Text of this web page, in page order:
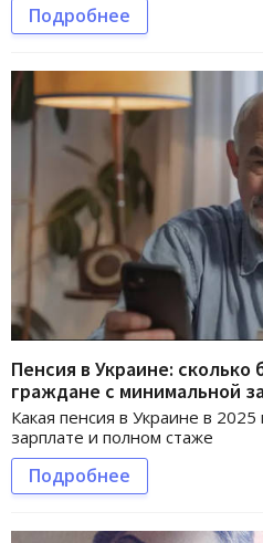
Подробнее
Пенсия в Украине: сколько
граждане с минимальной
Какая пенсия в Украине в
зарплате и полном стаже
Подробнее